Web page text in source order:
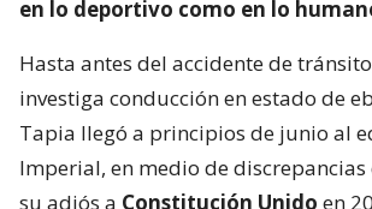
en lo deportivo como en lo
Hasta antes del accidente de
investiga conducción en estado de
Tapia llegó a principios de junio al
Imperial, en medio de
su adiós a Constitución Unido en